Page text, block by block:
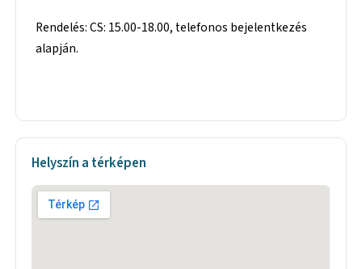
Rendelés: CS: 15.00-18.00, telefonos bejelentkezés
alapján.
Helyszín a térképen